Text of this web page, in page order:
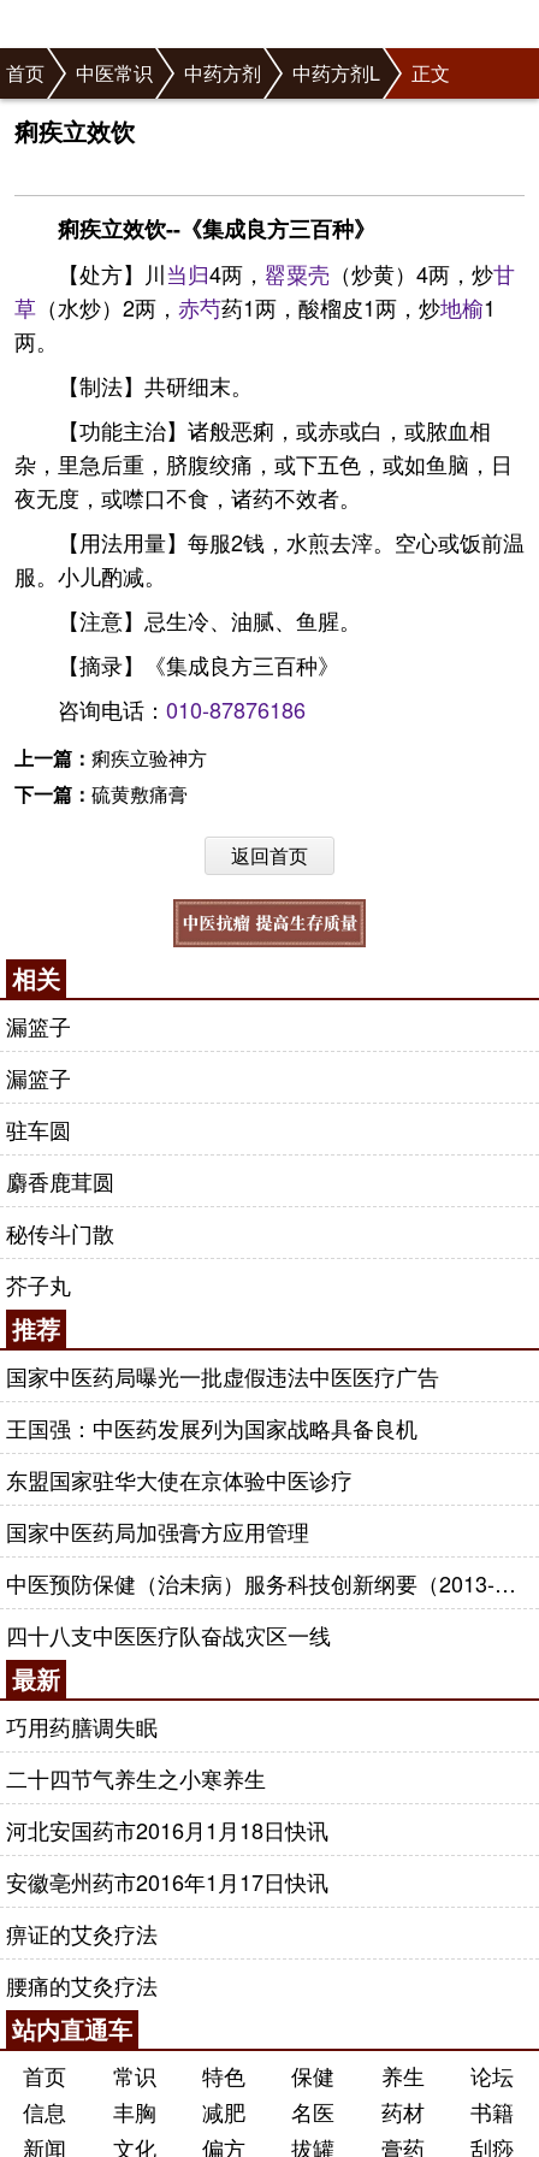
首页 中医常识 中药方剂 中药方剂L 正文
痢疾立效饮
痢疾立效饮--《集成良方三百种》
【处方】川当归4两， 罂粟壳 （炒黄）4两，炒甘
草 （水炒）2两， 赤芍药1两，酸榴皮1两，炒地榆1
两。
【制法】共研细末。
【功能主治】诸般恶痢，或赤或白，或脓血相
杂，里急后重，脐腹绞痛，或下五色，或如鱼脑，日
夜无度，或噤口不食，诸药不效者。
【用法用量】每服2钱，水煎去滓。空心或饭前温
服。小儿酌减。
【注意】忌生冷、油腻、鱼腥。
【摘录】《集成良方三百种》
咨询电话： 010-87876186
上一篇： 痢疾立验神方
下一篇： 硫黄敷痛膏
返回首页
相关
漏篮子
漏篮子
驻车圆
麝香鹿茸圆
秘传斗门散
芥子丸
推荐
国家中医药局曝光一批虚假违法中医医疗广告
王国强：中医药发展列为国家战略具备良机
东盟国家驻华大使在京体验中医诊疗
国家中医药局加强膏方应用管理
中医预防保健（治未病）服务科技创新纲要（2013-2020年）
四十八支中医医疗队奋战灾区一线
最新
巧用药膳调失眠
二十四节气养生之小寒养生
河北安国药市2016月1月18日快讯
安徽亳州药市2016年1月17日快讯
痹证的艾灸疗法
腰痛的艾灸疗法
站内直通车
首页 常识 特色 保健 养生
论坛
信息
丰胸 减肥 名医 药材
书籍
新闻
文化 偏方 拔罐 膏药 刮痧